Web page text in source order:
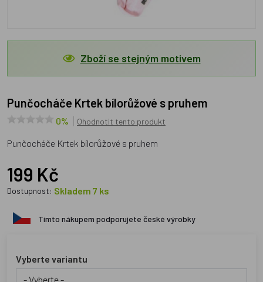
Zboží se stejným motivem
Punčocháče Krtek bílorůžové s pruhem
0% Ohodnotit tento produkt
Punčocháče Krtek bílorůžové s pruhem
199 Kč
Dostupnost: Skladem 7 ks
Tímto nákupem podporujete české výrobky
Vyberte variantu